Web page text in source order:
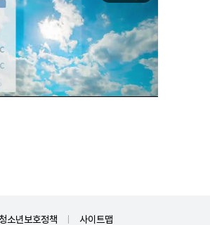
소년보호정책 사이트맵